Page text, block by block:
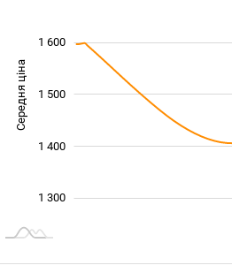
Середня ціна 1 300
1 300
1 400
1 500
1 600